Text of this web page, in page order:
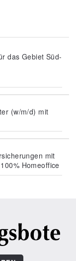
das Gebiet Süd-
(w/m/d) mit
mit
Homeoffice